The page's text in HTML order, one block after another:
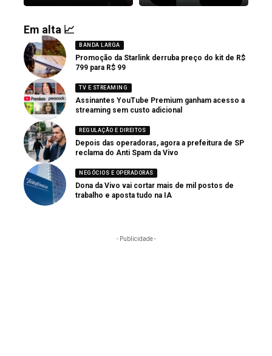
Em alta 📈
BANDA LARGA
Promoção da Starlink derruba preço do kit de R$
799 para R$ 99
TV E STREAMING
Assinantes YouTube Premium ganham acesso a
streaming sem custo adicional
REGULAÇÃO E DIREITOS
Depois das operadoras, agora a prefeitura de SP
reclama do Anti Spam da Vivo
NEGÓCIOS E OPERADORAS
Dona da Vivo vai cortar mais de mil postos de
trabalho e aposta tudo na IA
- Publicidade -